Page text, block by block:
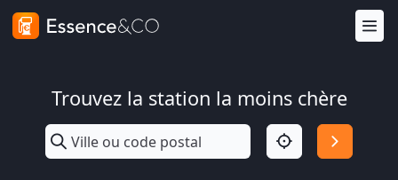
Trouvez la station la moins chère